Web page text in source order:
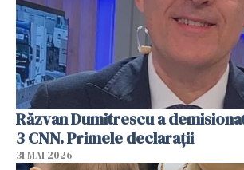
Răzvan Dumitrescu a
3 CNN. Primele declarații
31 MAI 2026